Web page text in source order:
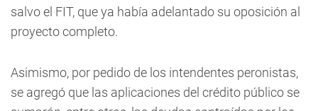
salvo el FIT, que ya había adelantado su oposición al
proyecto completo.
Asimismo, por pedido de los intendentes peronistas,
se agregó que las aplicaciones del crédito público se